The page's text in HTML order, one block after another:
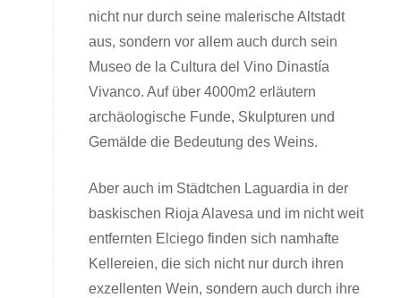
nicht nur durch seine malerische Altstadt
aus, sondern vor allem auch durch sein
Museo de la Cultura del Vino Dinastía
Vivanco. Auf über 4000m2 erläutern
archäologische Funde, Skulpturen und
Gemälde die Bedeutung des Weins.
Aber auch im Städtchen Laguardia in der
baskischen Rioja Alavesa und im nicht weit
entfernten Elciego finden sich namhafte
Kellereien, die sich nicht nur durch ihren
exzellenten Wein, sondern auch durch ihre